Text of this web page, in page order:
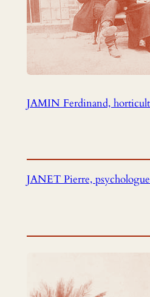
JAMIN Ferdinand,
JANET Pierre,